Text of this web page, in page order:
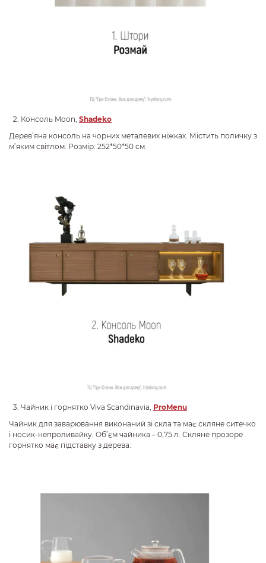
Консоль Moon, Shadeko
Дерев’яна консоль на чорних металевих ніжках. Містить поличку з
м’яким світлом. Розмір: 252*50*50 см.
Чайник і горнятко Viva Scandinavia, ProMenu
Чайник для заварювання виконаний зі скла та має скляне ситечко
і носик-непроливайку. Об’єм чайника – 0,75 л. Скляне прозоре
горнятко має підставку з дерева.